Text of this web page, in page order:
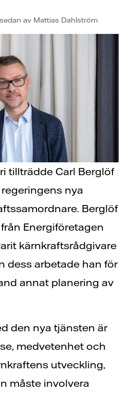
av Mattias Dahlström
tillträdde Carl Berglöf
nya
Berglöf
Energiföretagen
kärnkraftsrådgivare
dess arbetade han för
annat planering av
den nya tjänsten är
medvetenhet och
utveckling,
måste involvera